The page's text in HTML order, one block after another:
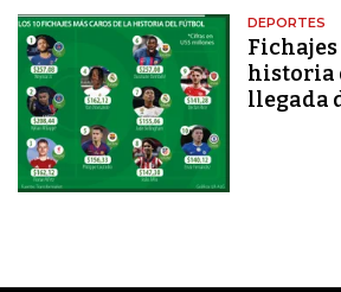
DEPORTES
Fichajes
historia
llegada